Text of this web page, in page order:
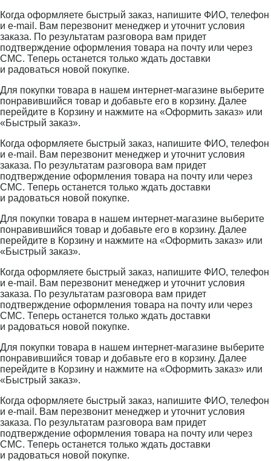
Когда оформляете быстрый заказ, напишите ФИО, телефон
и e-mail. Вам перезвонит менеджер и уточнит условия
заказа. По результатам разговора вам придет
подтверждение оформления товара на почту или через
СМС. Теперь останется только ждать доставки
и радоваться новой покупке.
Для покупки товара в нашем интернет-магазине выберите
понравившийся товар и добавьте его в корзину. Далее
перейдите в Корзину и нажмите на «Оформить заказ» или
«Быстрый заказ».
Когда оформляете быстрый заказ, напишите ФИО, телефон
и e-mail. Вам перезвонит менеджер и уточнит условия
заказа. По результатам разговора вам придет
подтверждение оформления товара на почту или через
СМС. Теперь останется только ждать доставки
и радоваться новой покупке.
Для покупки товара в нашем интернет-магазине выберите
понравившийся товар и добавьте его в корзину. Далее
перейдите в Корзину и нажмите на «Оформить заказ» или
«Быстрый заказ».
Когда оформляете быстрый заказ, напишите ФИО, телефон
и e-mail. Вам перезвонит менеджер и уточнит условия
заказа. По результатам разговора вам придет
подтверждение оформления товара на почту или через
СМС. Теперь останется только ждать доставки
и радоваться новой покупке.
Для покупки товара в нашем интернет-магазине выберите
понравившийся товар и добавьте его в корзину. Далее
перейдите в Корзину и нажмите на «Оформить заказ» или
«Быстрый заказ».
Когда оформляете быстрый заказ, напишите ФИО, телефон
и e-mail. Вам перезвонит менеджер и уточнит условия
заказа. По результатам разговора вам придет
подтверждение оформления товара на почту или через
СМС. Теперь останется только ждать доставки
и радоваться новой покупке.